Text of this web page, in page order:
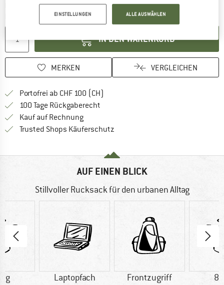
Lieferzeit: 3-4 Werktage
Der Link öffnet sich in einer Infobox und
IN DEN WARENKORB
MERKEN VERGLEICHEN
Portofrei ab CHF 100 (CH)
100 Tage Rückgaberecht
Kauf auf RechnungFinde die Zahlungs-Infos hier! Öffnet
Trusted Shops Käuferschutz
AUF EINEN BLICK
Stillvoller Rucksack für den urbanen Alltag
g Laptopfach Frontzugriff
EINSTELLUNGEN ALLE AUSWÄHLEN